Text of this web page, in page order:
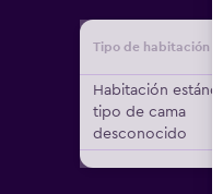
Tipo de habitación
Habitación
tipo de cama
desconocido